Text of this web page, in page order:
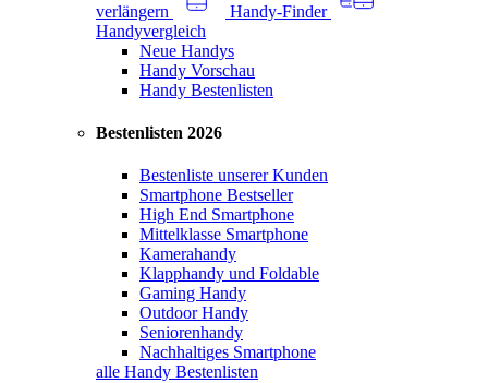
verlängern
Handy-Finder
Handyvergleich
Neue Handys
Handy Vorschau
Handy Bestenlisten
Bestenlisten 2026
Bestenliste unserer Kunden
Smartphone Bestseller
High End Smartphone
Mittelklasse Smartphone
Kamerahandy
Klapphandy und Foldable
Gaming Handy
Outdoor Handy
Seniorenhandy
Nachhaltiges Smartphone
alle Handy Bestenlisten